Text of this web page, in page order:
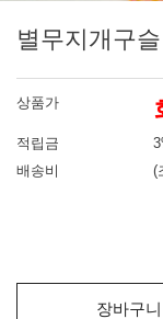
별무지개구
상품가
적립금
배송비
(
장바구니